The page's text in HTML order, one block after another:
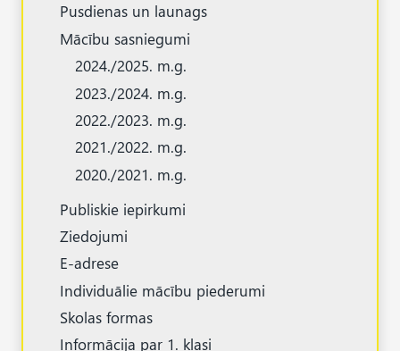
Pusdienas un launags
Mācību sasniegumi
2024./2025. m.g.
2023./2024. m.g.
2022./2023. m.g.
2021./2022. m.g.
2020./2021. m.g.
Publiskie iepirkumi
Ziedojumi
E-adrese
Individuālie mācību piederumi
Skolas formas
Informācija par 1. klasi